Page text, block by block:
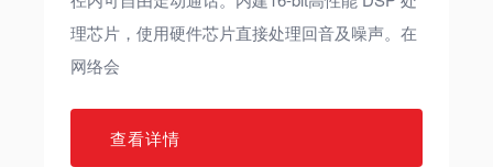
理芯片，使用硬件芯片直接处理回音及噪声。在
网络会
查看详情